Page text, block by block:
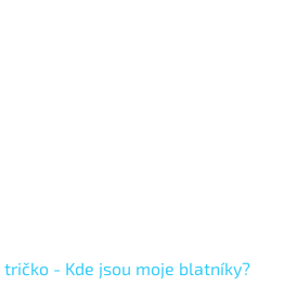
- Kde jsou moje blatníky?